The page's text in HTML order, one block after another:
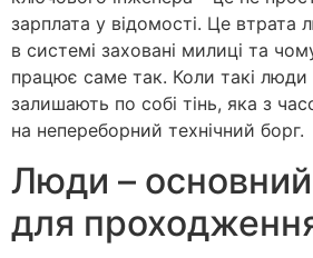
зарплата у відомості. Це втрата
в системі заховані милиці та
працює саме так. Коли такі люди
залишають по собі тінь, яка з
на непереборний технічний борг.
Люди – основний
для